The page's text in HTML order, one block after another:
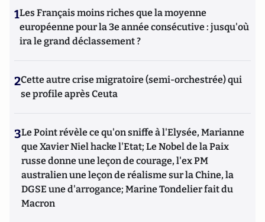
1Les Français moins riches que la moyenne
européenne pour la 3e année consécutive : jusqu'où
ira le grand déclassement ?
2Cette autre crise migratoire (semi-orchestrée) qui
se profile après Ceuta
3Le Point révèle ce qu'on sniffe à l'Elysée, Marianne
que Xavier Niel hacke l'Etat; Le Nobel de la Paix
russe donne une leçon de courage, l'ex PM
australien une leçon de réalisme sur la Chine, la
DGSE une d'arrogance; Marine Tondelier fait du
Macron